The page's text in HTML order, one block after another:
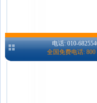
电话: 010-
全国免费电话: 800